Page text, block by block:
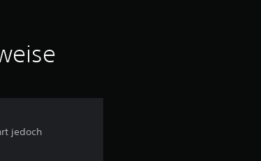
jedoch